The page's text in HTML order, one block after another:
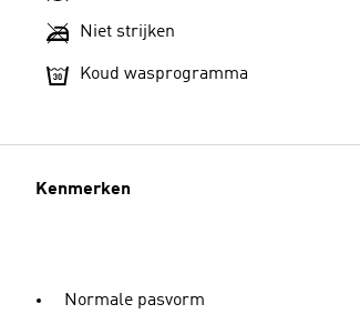
Niet strijken
Koud wasprogramma
Kenmerken
Normale pasvorm